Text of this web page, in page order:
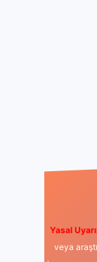
Yasal
veya